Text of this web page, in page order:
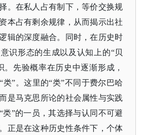
。在私人占有制下，等价交换规
本占有剩余规律，从而揭示出社
辑的深度融合。同时，在历史时
识形态的生成以及认知上的“贝
。先验概率在历史中逐渐形成，
”。这里的“类”不同于费尔巴哈
是马克思所论的社会属性与实践
类”的一员，其选择与认同不可避
正是在这种历史性条件下，个体